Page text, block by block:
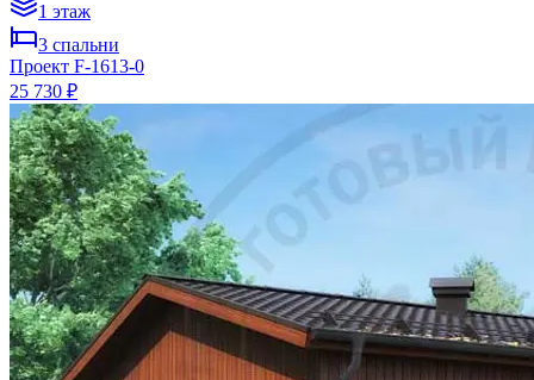
1 этаж
3 спальни
Проект F-1613-0
25 730 ₽